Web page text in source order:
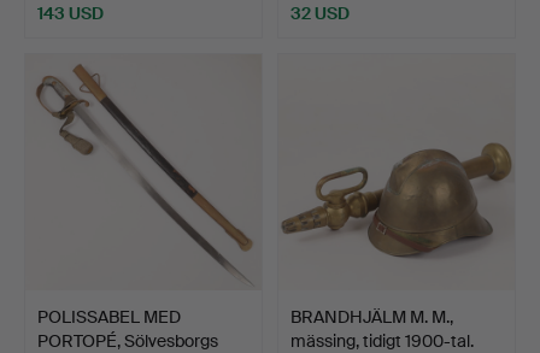
143 USD 32 USD
POLISSABEL MED
PORTOPÉ, Sölvesborgs
BRANDHJÄLM M. M.,
mässing, tidigt 1900-tal.